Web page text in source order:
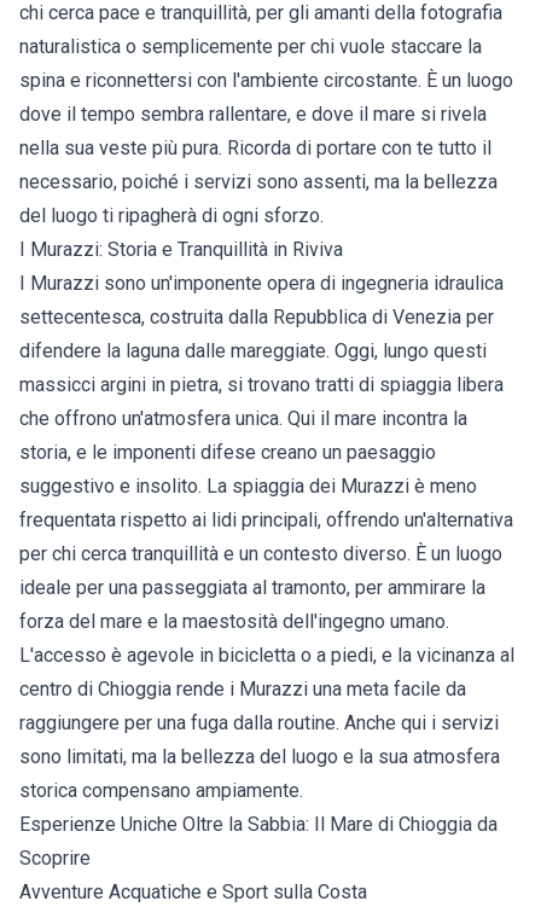
chi cerca pace e tranquillità, per gli amanti della fotografia
naturalistica o semplicemente per chi vuole staccare la
spina e riconnettersi con l'ambiente circostante. È un luogo
dove il tempo sembra rallentare, e dove il mare si rivela
nella sua veste più pura. Ricorda di portare con te tutto il
necessario, poiché i servizi sono assenti, ma la bellezza
del luogo ti ripagherà di ogni sforzo.
I Murazzi: Storia e Tranquillità in Riviva
I Murazzi sono un'imponente opera di ingegneria idraulica
settecentesca, costruita dalla Repubblica di Venezia per
difendere la laguna dalle mareggiate. Oggi, lungo questi
massicci argini in pietra, si trovano tratti di spiaggia libera
che offrono un'atmosfera unica. Qui il mare incontra la
storia, e le imponenti difese creano un paesaggio
suggestivo e insolito. La spiaggia dei Murazzi è meno
frequentata rispetto ai lidi principali, offrendo un'alternativa
per chi cerca tranquillità e un contesto diverso. È un luogo
ideale per una passeggiata al tramonto, per ammirare la
forza del mare e la maestosità dell'ingegno umano.
L'accesso è agevole in bicicletta o a piedi, e la vicinanza al
centro di Chioggia rende i Murazzi una meta facile da
raggiungere per una fuga dalla routine. Anche qui i servizi
sono limitati, ma la bellezza del luogo e la sua atmosfera
storica compensano ampiamente.
Esperienze Uniche Oltre la Sabbia: Il Mare di Chioggia da
Scoprire
Avventure Acquatiche e Sport sulla Costa